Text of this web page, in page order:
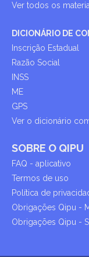
Ver todos os
DICIONÁRIO DE
Inscrição Estadual
Razão Social
INSS
ME
GPS
Ver o dicionário
SOBRE O QIPU
FAQ - aplicativo
Termos de uso
Política de
Obrigações Qipu -
Obrigações Qipu -